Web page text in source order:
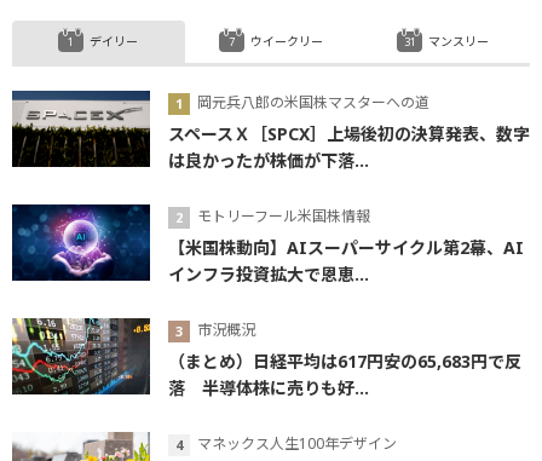
デイリー
岡元兵八郎の米国株マスターへの道
スペースＸ［SPCX］上場後初の決算発表、数字
は良かったが株価が下落...
モトリーフール米国株情報
【米国株動向】AIスーパーサイクル第2幕、AI
インフラ投資拡大で恩恵...
市況概況
（まとめ）日経平均は617円安の65,683円で反
落 半導体株に売りも好...
マネックス人生100年デザイン
ウイークリー マンスリー